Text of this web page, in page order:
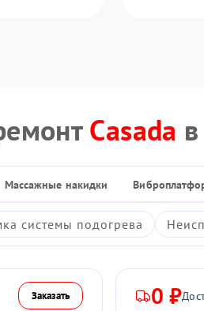
Casada
Массажные накидки
системы подогрева
Заказать 0 ₽